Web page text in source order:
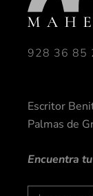
928 36 85
Escritor
Palmas de
Encuentra